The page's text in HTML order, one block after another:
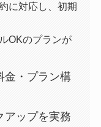
に対応し、初期
OKのプランが
金・プラン構
アップを実務